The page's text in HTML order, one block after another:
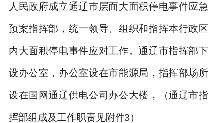
人民政府成立通辽市层面大面积停电事件应急
预案指挥部，统一领导、组织和指挥本行政区
内大面积停电事件应对工作。通辽市指挥部下
设办公室，办公室设在市能源局，指挥部场所
设在国网通辽供电公司办公大楼，（通辽市指
挥部组成及工作职责见附件3）